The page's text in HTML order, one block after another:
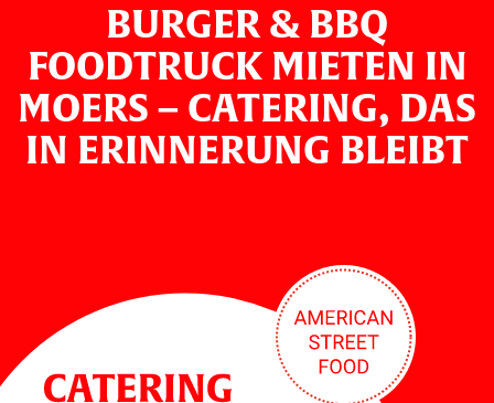
BURGER & BBQ
FOODTRUCK MIETEN IN
MOERS – CATERING, DAS
IN ERINNERUNG BLEIBT